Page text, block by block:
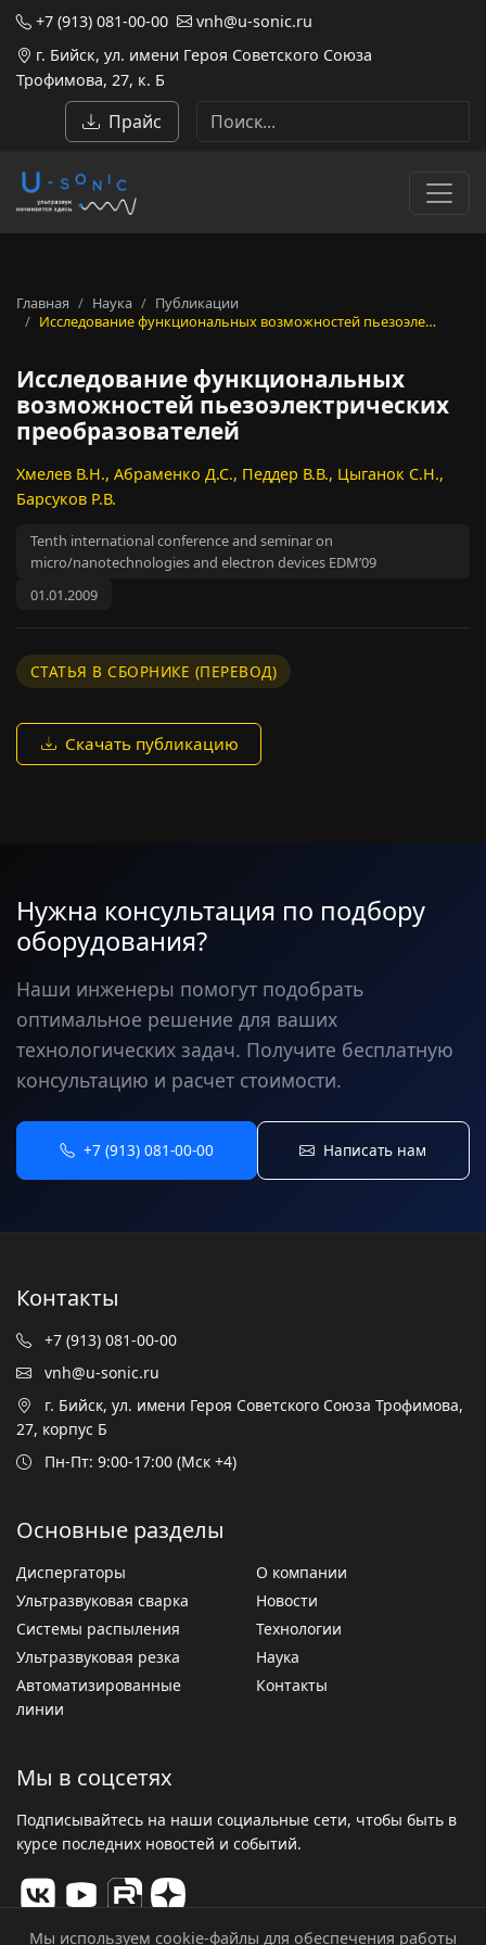
+7 (913) 081-00-00
vnh@u-sonic.ru
г. Бийск, ул. имени Героя Советского Союза
Трофимова, 27, к. Б
Прайс
Главная Наука
Публикации
Исследование функциональных возможностей пьезоэле…
Исследование функциональных
возможностей пьезоэлектрических
преобразователей
Хмелев В.Н., Абраменко Д.С., Педдер В.В., Цыганок С.Н.,
Барсуков Р.В.
Tenth international conference and seminar on
micro/nanotechnologies and electron devices EDM’09
01.01.2009
СТАТЬЯ В СБОРНИКЕ (ПЕРЕВОД)
Скачать публикацию
Нужна консультация по подбору
оборудования?
Наши инженеры помогут подобрать
оптимальное решение для ваших
технологических задач. Получите бесплатную
консультацию и расчет стоимости.
+7 (913) 081-00-00 Написать нам
Контакты
+7 (913) 081-00-00
vnh@u-sonic.ru
г. Бийск, ул. имени Героя Советского Союза Трофимова,
27, корпус Б
Пн-Пт: 9:00-17:00 (Мск +4)
Основные разделы
Диспергаторы
Ультразвуковая сварка
Системы распыления
Ультразвуковая резка
Автоматизированные
линии
О компании
Новости
Технологии
Наука
Контакты
Мы в соцсетях
Подписывайтесь на наши социальные сети, чтобы быть в
курсе последних новостей и событий.
Мы используем cookie-файлы для обеспечения работы